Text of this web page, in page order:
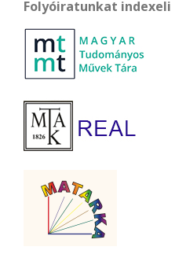
Folyóiratunkat indexeli